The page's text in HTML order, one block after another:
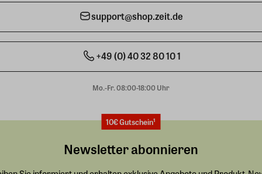
support@shop.zeit.de
+49 (0) 40 32 80 10 1
Mo.-Fr. 08:00-18:00 Uhr
10€ Gutschein¹
Newsletter abonnieren